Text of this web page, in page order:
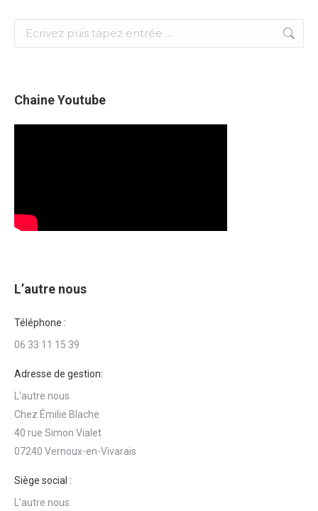
Search:
Chaine Youtube
L’autre nous
Téléphone :
06 33 11 15 39
Adresse de gestion:
L'autre nous
Chez Émilie Blache
40 rue Simon Vialet
07240 Vernoux-en-Vivarais
Siège social :
L’autre nous